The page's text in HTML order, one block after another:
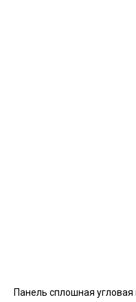
Панель сплошная